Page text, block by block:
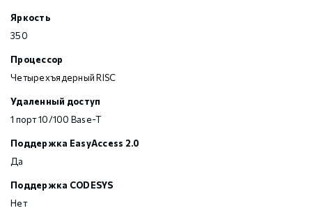
Яркость
350
Процессор
Четырехъядерный RISC
Удаленный доступ
1 порт 10/100 Base-T
Поддержка EasyAccess 2.0
Да
Поддержка CODESYS
Нет